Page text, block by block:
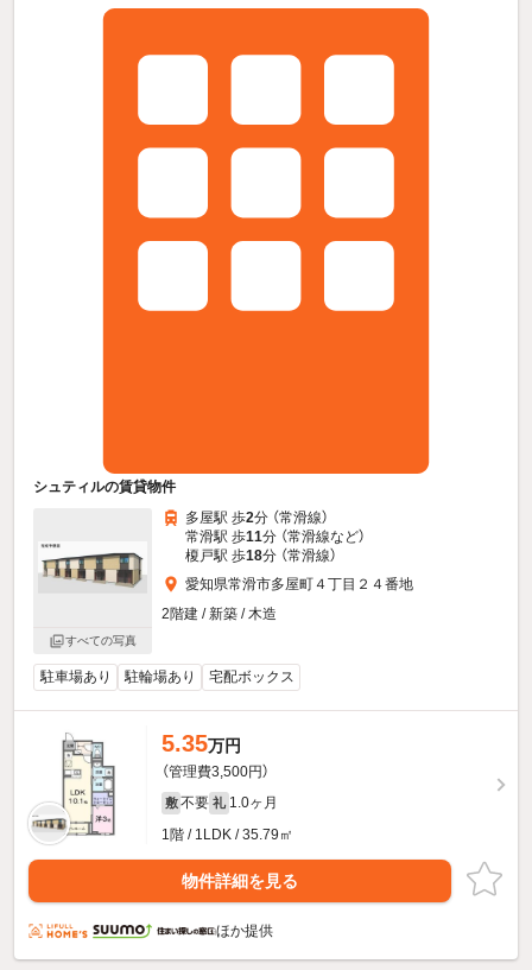
シュティルの賃貸物件
すべての写真
多屋駅 歩2分 （常滑線）
常滑駅 歩11分 （常滑線など）
榎戸駅 歩18分 （常滑線）
愛知県常滑市多屋町４丁目２４番地
2階建 / 新築 / 木造
駐車場あり 駐輪場あり 宅配ボックス
5.35万円
（管理費3,500円）
敷 不要 礼 1.0ヶ月
1階 / 1LDK / 35.79㎡
物件詳細を見る
ほか提供